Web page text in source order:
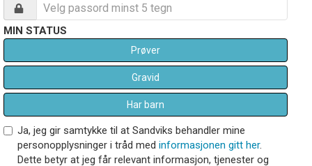
MIN STATUS
Prøver
Gravid
Har barn
Ja, jeg gir samtykke til at Sandviks behandler mine
personopplysninger i tråd med informasjonen gitt her.
Dette betyr at jeg får relevant informasjon, tjenester og